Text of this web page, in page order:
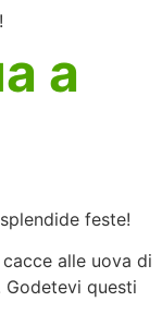
a
feste!
alle uova di
questi